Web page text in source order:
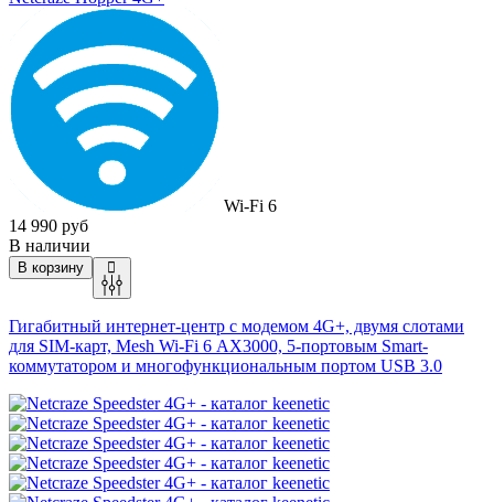
Wi-Fi 6
14 990 руб
В наличии
В корзину
Гигабитный интернет-центр с модемом 4G+, двумя слотами
для SIM-карт, Mesh Wi-Fi 6 AX3000, 5-портовым Smart-
коммутатором и многофункциональным портом USB 3.0